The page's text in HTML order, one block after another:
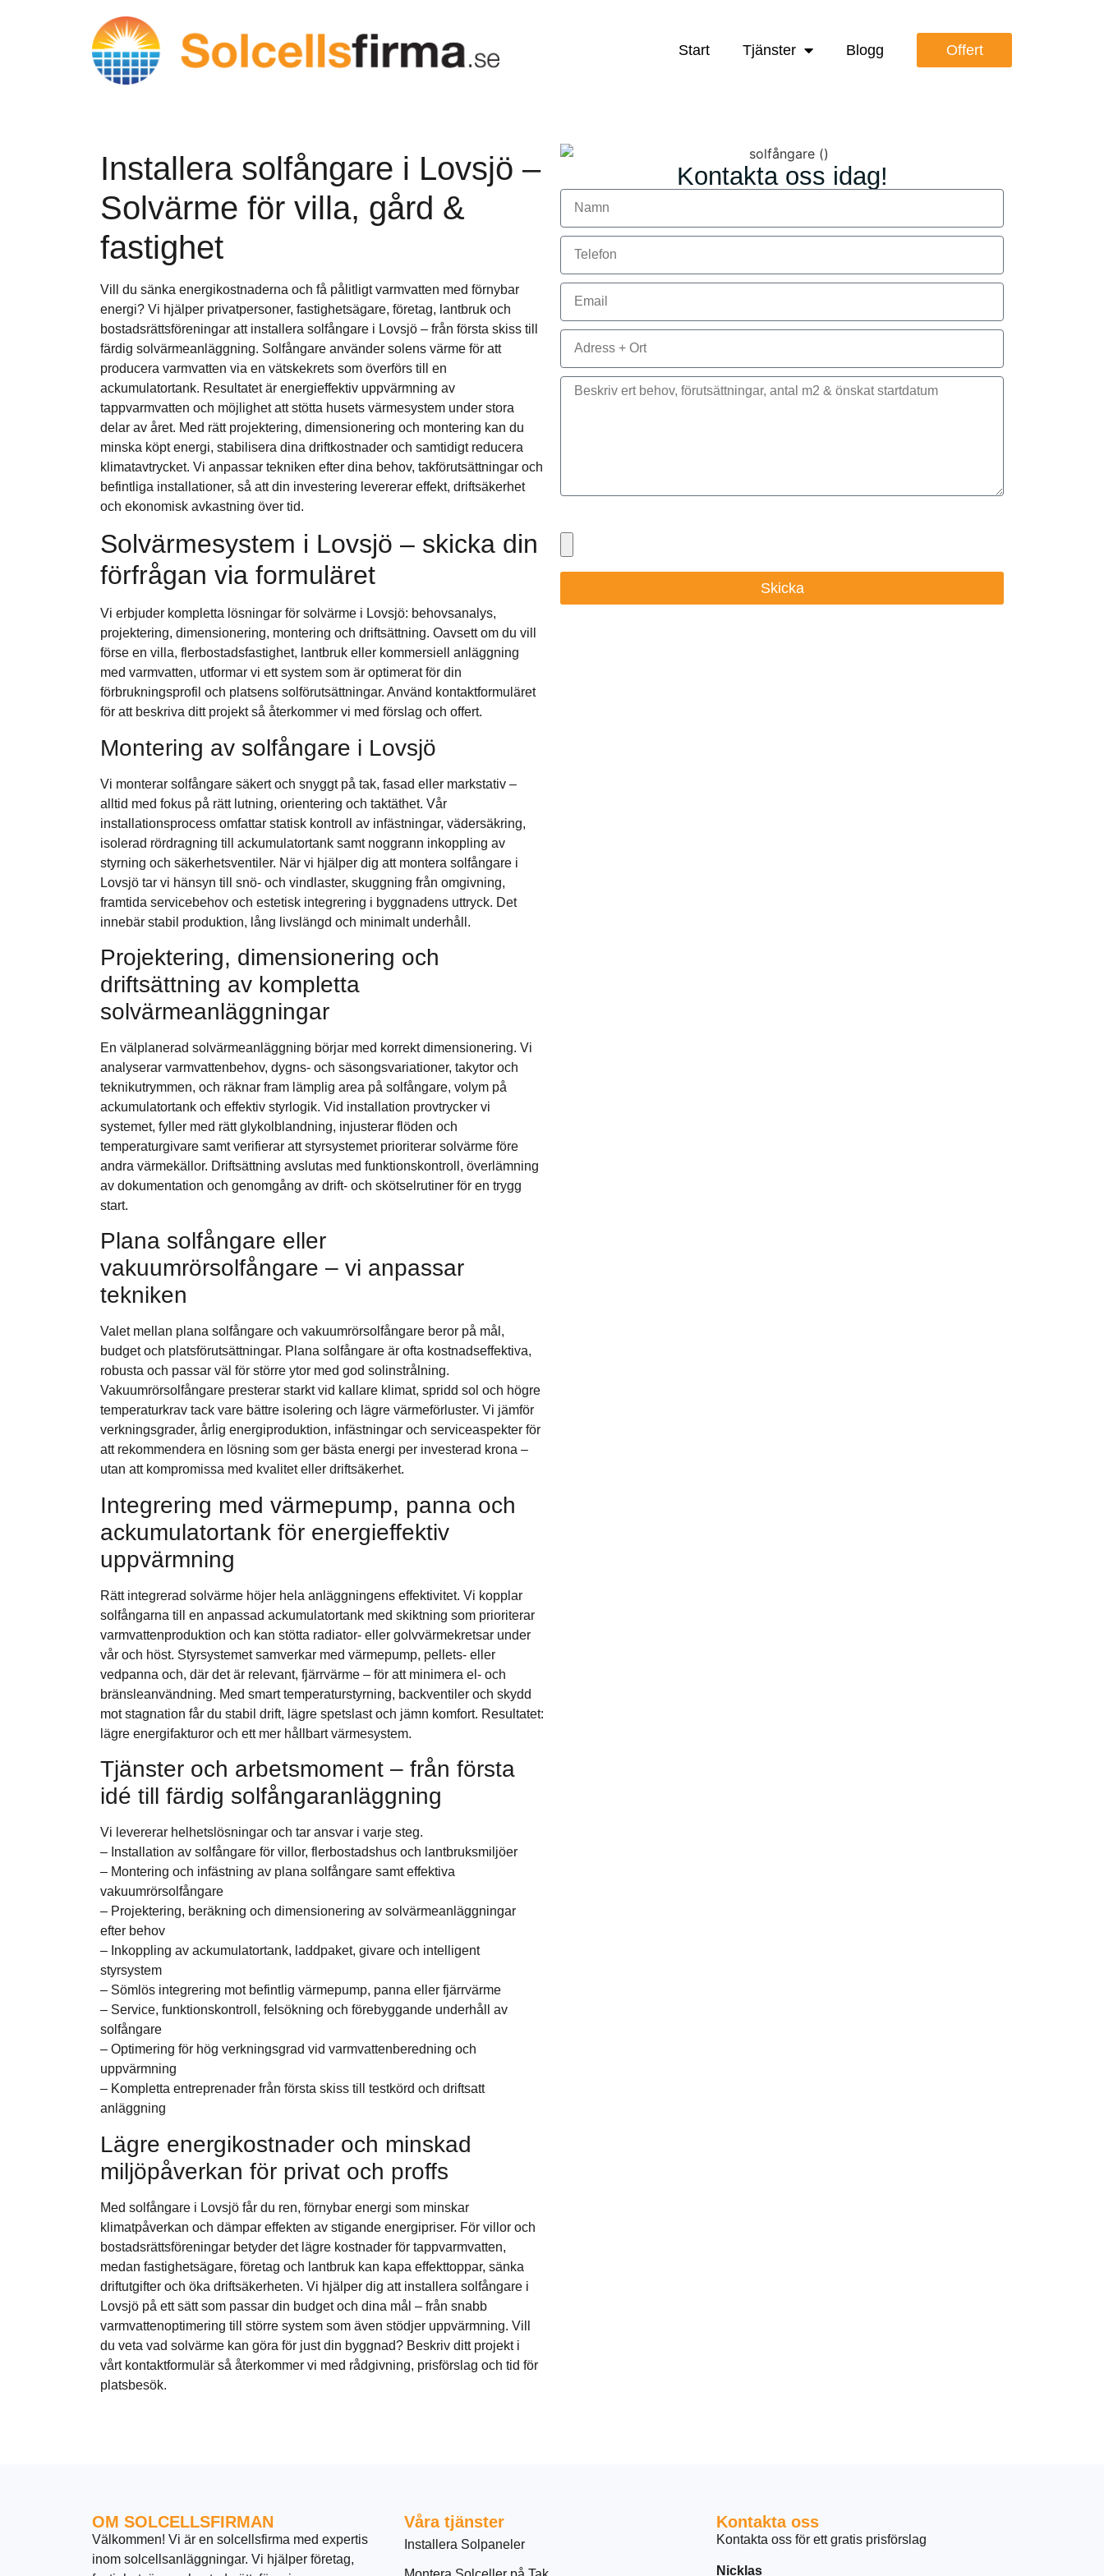
Start Tjänster Blogg Offert
Installera solfångare i Lovsjö –
Solvärme för villa, gård &
fastighet
Vill du sänka energikostnaderna och få pålitligt varmvatten med förnybar
energi? Vi hjälper privatpersoner, fastighetsägare, företag, lantbruk och
bostadsrättsföreningar att installera solfångare i Lovsjö – från första skiss till
färdig solvärmeanläggning. Solfångare använder solens värme för att
producera varmvatten via en vätskekrets som överförs till en
ackumulatortank. Resultatet är energieffektiv uppvärmning av
tappvarmvatten och möjlighet att stötta husets värmesystem under stora
delar av året. Med rätt projektering, dimensionering och montering kan du
minska köpt energi, stabilisera dina driftkostnader och samtidigt reducera
klimatavtrycket. Vi anpassar tekniken efter dina behov, takförutsättningar och
befintliga installationer, så att din investering levererar effekt, driftsäkerhet
och ekonomisk avkastning över tid.
Solvärmesystem i Lovsjö – skicka din
förfrågan via formuläret
Vi erbjuder kompletta lösningar för solvärme i Lovsjö: behovsanalys,
projektering, dimensionering, montering och driftsättning. Oavsett om du vill
förse en villa, flerbostadsfastighet, lantbruk eller kommersiell anläggning
med varmvatten, utformar vi ett system som är optimerat för din
förbrukningsprofil och platsens solförutsättningar. Använd kontaktformuläret
för att beskriva ditt projekt så återkommer vi med förslag och offert.
Montering av solfångare i Lovsjö
Vi monterar solfångare säkert och snyggt på tak, fasad eller markstativ –
alltid med fokus på rätt lutning, orientering och taktäthet. Vår
installationsprocess omfattar statisk kontroll av infästningar, vädersäkring,
isolerad rördragning till ackumulatortank samt noggrann inkoppling av
styrning och säkerhetsventiler. När vi hjälper dig att montera solfångare i
Lovsjö tar vi hänsyn till snö- och vindlaster, skuggning från omgivning,
framtida servicebehov och estetisk integrering i byggnadens uttryck. Det
innebär stabil produktion, lång livslängd och minimalt underhåll.
Projektering, dimensionering och
driftsättning av kompletta
solvärmeanläggningar
En välplanerad solvärmeanläggning börjar med korrekt dimensionering. Vi
analyserar varmvattenbehov, dygns- och säsongsvariationer, takytor och
teknikutrymmen, och räknar fram lämplig area på solfångare, volym på
ackumulatortank och effektiv styrlogik. Vid installation provtrycker vi
systemet, fyller med rätt glykolblandning, injusterar flöden och
temperaturgivare samt verifierar att styrsystemet prioriterar solvärme före
andra värmekällor. Driftsättning avslutas med funktionskontroll, överlämning
av dokumentation och genomgång av drift- och skötselrutiner för en trygg
start.
Plana solfångare eller
vakuumrörsolfångare – vi anpassar
tekniken
Valet mellan plana solfångare och vakuumrörsolfångare beror på mål,
budget och platsförutsättningar. Plana solfångare är ofta kostnadseffektiva,
robusta och passar väl för större ytor med god solinstrålning.
Vakuumrörsolfångare presterar starkt vid kallare klimat, spridd sol och högre
temperaturkrav tack vare bättre isolering och lägre värmeförluster. Vi jämför
verkningsgrader, årlig energiproduktion, infästningar och serviceaspekter för
att rekommendera en lösning som ger bästa energi per investerad krona –
utan att kompromissa med kvalitet eller driftsäkerhet.
Integrering med värmepump, panna och
ackumulatortank för energieffektiv
uppvärmning
Rätt integrerad solvärme höjer hela anläggningens effektivitet. Vi kopplar
solfångarna till en anpassad ackumulatortank med skiktning som prioriterar
varmvattenproduktion och kan stötta radiator- eller golvvärmekretsar under
vår och höst. Styrsystemet samverkar med värmepump, pellets- eller
vedpanna och, där det är relevant, fjärrvärme – för att minimera el- och
bränsleanvändning. Med smart temperaturstyrning, backventiler och skydd
mot stagnation får du stabil drift, lägre spetslast och jämn komfort. Resultatet:
lägre energifakturor och ett mer hållbart värmesystem.
Tjänster och arbetsmoment – från första
idé till färdig solfångaranläggning
Vi levererar helhetslösningar och tar ansvar i varje steg.
– Installation av solfångare för villor, flerbostadshus och lantbruksmiljöer
– Montering och infästning av plana solfångare samt effektiva
vakuumrörsolfångare
– Projektering, beräkning och dimensionering av solvärmeanläggningar
efter behov
– Inkoppling av ackumulatortank, laddpaket, givare och intelligent
styrsystem
– Sömlös integrering mot befintlig värmepump, panna eller fjärrvärme
– Service, funktionskontroll, felsökning och förebyggande underhåll av
solfångare
– Optimering för hög verkningsgrad vid varmvattenberedning och
uppvärmning
– Kompletta entreprenader från första skiss till testkörd och driftsatt
anläggning
Lägre energikostnader och minskad
miljöpåverkan för privat och proffs
Med solfångare i Lovsjö får du ren, förnybar energi som minskar
klimatpåverkan och dämpar effekten av stigande energipriser. För villor och
bostadsrättsföreningar betyder det lägre kostnader för tappvarmvatten,
medan fastighetsägare, företag och lantbruk kan kapa effekttoppar, sänka
driftutgifter och öka driftsäkerheten. Vi hjälper dig att installera solfångare i
Lovsjö på ett sätt som passar din budget och dina mål – från snabb
varmvattenoptimering till större system som även stödjer uppvärmning. Vill
du veta vad solvärme kan göra för just din byggnad? Beskriv ditt projekt i
vårt kontaktformulär så återkommer vi med rådgivning, prisförslag och tid för
platsbesök.
Kontakta oss idag!
Skicka
OM SOLCELLSFIRMAN
Välkommen! Vi är en solcellsfirma med expertis
inom solcellsanläggningar. Vi hjälper företag,
Våra tjänster
Installera Solpaneler
Kontakta oss
Kontakta oss för ett gratis prisförslag
Nicklas